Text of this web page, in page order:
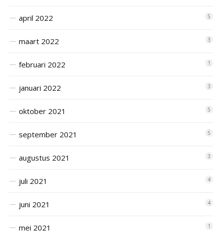
april 2022 5
maart 2022 3
februari 2022 1
januari 2022 3
oktober 2021 5
september 2021 5
augustus 2021 3
juli 2021 4
juni 2021 4
mei 2021 1